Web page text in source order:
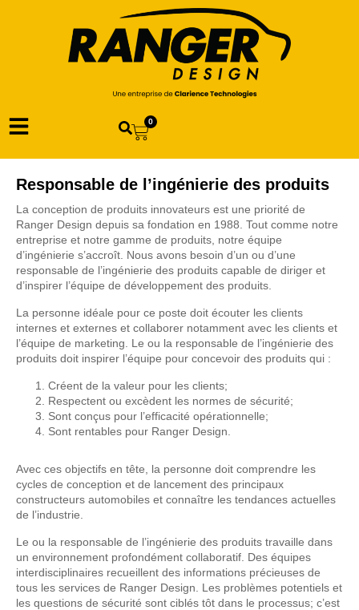
0
Responsable de l’ingénierie des produits
La conception de produits innovateurs est une priorité de
Ranger Design depuis sa fondation en 1988. Tout comme notre
entreprise et notre gamme de produits, notre équipe
d’ingénierie s’accroît. Nous avons besoin d’un ou d’une
responsable de l’ingénierie des produits capable de diriger et
d’inspirer l’équipe de développement des produits.
La personne idéale pour ce poste doit écouter les clients
internes et externes et collaborer notamment avec les clients et
l’équipe de marketing. Le ou la responsable de l’ingénierie des
produits doit inspirer l’équipe pour concevoir des produits qui :
Créent de la valeur pour les clients;
Respectent ou excèdent les normes de sécurité;
Sont conçus pour l’efficacité opérationnelle;
Sont rentables pour Ranger Design.
Avec ces objectifs en tête, la personne doit comprendre les
cycles de conception et de lancement des principaux
constructeurs automobiles et connaître les tendances actuelles
de l’industrie.
Le ou la responsable de l’ingénierie des produits travaille dans
un environnement profondément collaboratif. Des équipes
interdisciplinaires recueillent des informations précieuses de
tous les services de Ranger Design. Les problèmes potentiels et
les questions de sécurité sont ciblés tôt dans le processus; c’est